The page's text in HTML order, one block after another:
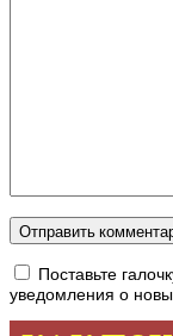
Поставьте
уведомления о